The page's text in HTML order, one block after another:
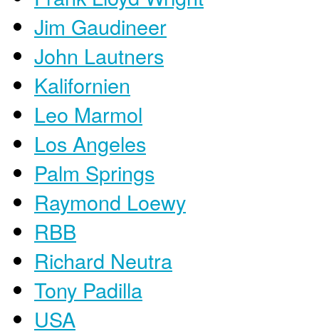
Jim Gaudineer
John Lautners
Kalifornien
Leo Marmol
Los Angeles
Palm Springs
Raymond Loewy
RBB
Richard Neutra
Tony Padilla
USA